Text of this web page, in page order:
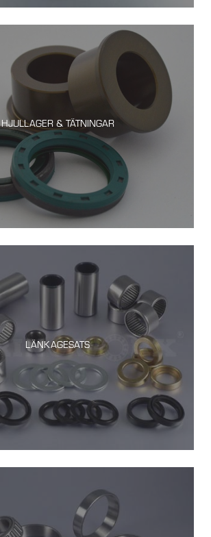
HJULLAGER & TÄTNINGAR
LÄNKAGESATS